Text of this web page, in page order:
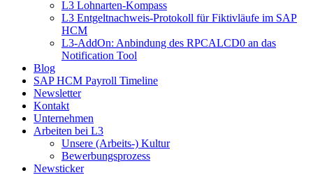
L3 Lohnarten-Kompass
L3 Entgeltnachweis-Protokoll für Fiktivläufe im SAP
HCM
L3-AddOn: Anbindung des RPCALCD0 an das
Notification Tool
Blog
SAP HCM Payroll Timeline
Newsletter
Kontakt
Unternehmen
Arbeiten bei L3
Unsere (Arbeits-) Kultur
Bewerbungsprozess
Newsticker